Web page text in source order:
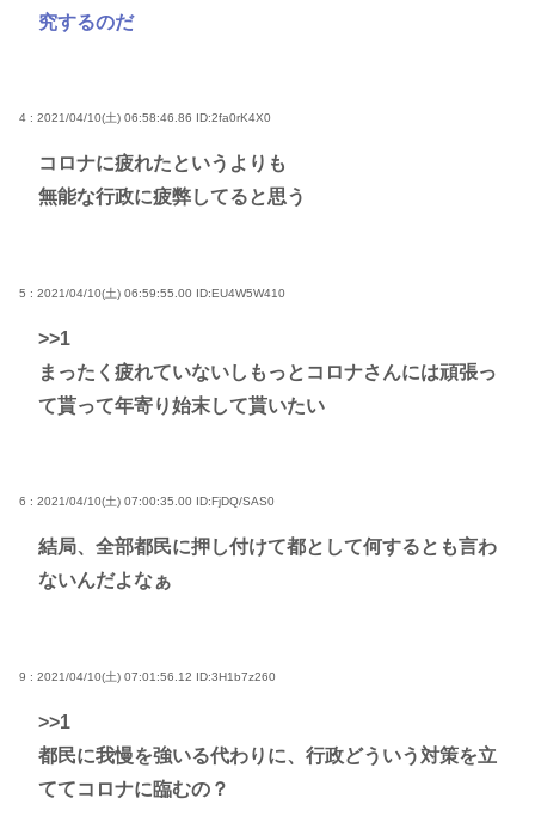
究するのだ
4 : 2021/04/10(土) 06:58:46.86 ID:2fa0rK4X0
コロナに疲れたというよりも
無能な行政に疲弊してると思う
5 : 2021/04/10(土) 06:59:55.00 ID:EU4W5W410
>>1
まったく疲れていないしもっとコロナさんには頑張っ
て貰って年寄り始末して貰いたい
6 : 2021/04/10(土) 07:00:35.00 ID:FjDQ/SAS0
結局、全部都民に押し付けて都として何するとも言わ
ないんだよなぁ
9 : 2021/04/10(土) 07:01:56.12 ID:3H1b7z260
>>1
都民に我慢を強いる代わりに、行政どういう対策を立
ててコロナに臨むの？